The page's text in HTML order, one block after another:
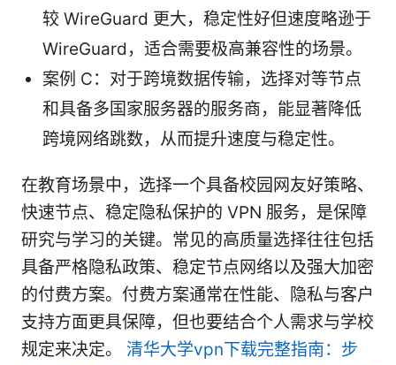
较 WireGuard 更大，稳定性好但速度略逊于
WireGuard，适合需要极高兼容性的场景。
案例 C：对于跨境数据传输，选择对等节点
和具备多国家服务器的服务商，能显著降低
跨境网络跳数，从而提升速度与稳定性。
在教育场景中，选择一个具备校园网友好策略、
快速节点、稳定隐私保护的 VPN 服务，是保障
研究与学习的关键。常见的高质量选择往往包括
具备严格隐私政策、稳定节点网络以及强大加密
的付费方案。付费方案通常在性能、隐私与客户
支持方面更具保障，但也要结合个人需求与学校
规定来决定。 清华大学vpn下载完整指南：步